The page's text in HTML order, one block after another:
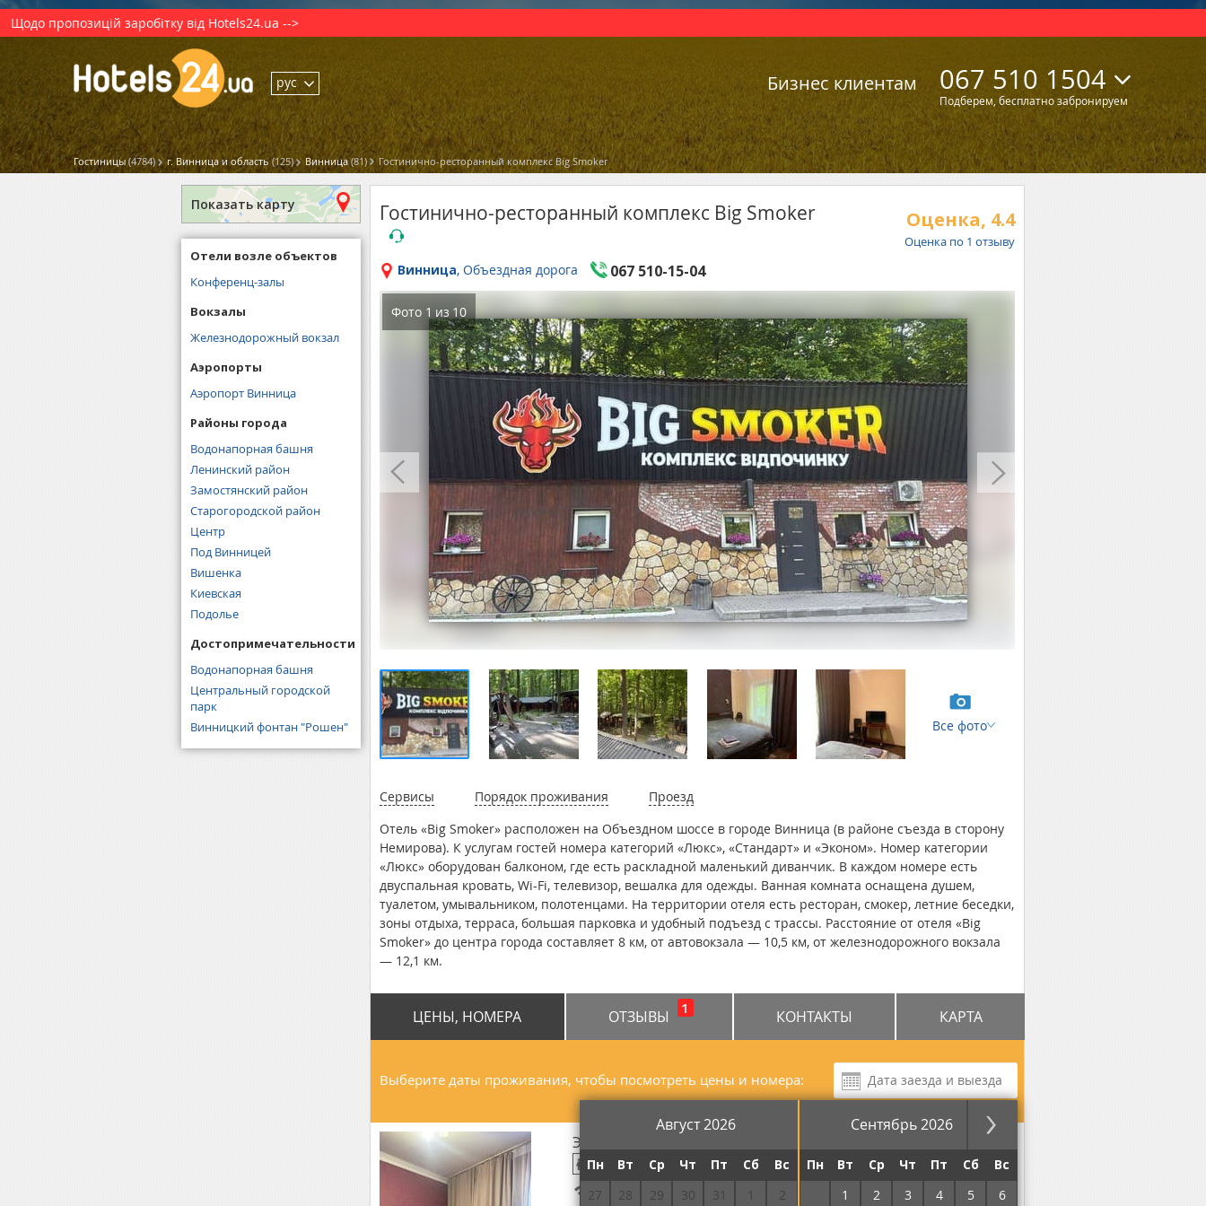
Щодо пропозицій заробітку від Hotels24.ua -->
рус Бизнес клиентам 067 510 1504
Подберем, бесплатно забронируем
Гостиницы (4784) г. Винница и область (125) Винница (81) Гостинично-ресторанный комплекс Big Smoker
Оценка, 4.4
Оценка по 1 отзыву
Гостинично-ресторанный комплекс Big Smoker
Винница, Объездная дорога 067 510-15-04
Фото 1 из10
Все фото
Сервисы Порядок проживания
Проезд
Отель «Big Smoker» расположен на Объездном шоссе в городе Винница (в районе съезда в сторону
Немирова). К услугам гостей номера категорий «Люкс», «Стандарт» и «Эконом». Номер категории
«Люкс» оборудован балконом, где есть раскладной маленький диванчик. В каждом номере есть
двуспальная кровать, Wi-Fi, телевизор, вешалка для одежды. Ванная комната оснащена душем,
туалетом, умывальником, полотенцами. На территории отеля есть ресторан, смокер, летние беседки,
зоны отдыха, терраса, большая парковка и удобный подъезд с трассы. Расстояние от отеля «Big
Smoker» до центра города составляет 8 км, от автовокзала — 10,5 км, от железнодорожного вокзала
— 12,1 км.
ЦЕНЫ, НОМЕРА ОТЗЫВЫ 1 КОНТАКТЫ КАРТА
Выберите даты проживания, чтобы посмотреть цены и номера:
Август 2026 Сентябрь 2026
Пн Вт Ср Чт Пт Сб
Вс
27
28 29 30 31 1
2
Пн Вт Ср Чт Пт Сб
Вс
1 2 3 4 5
6
Эконом двухместный № 3
Бесплатный Wi-Fi
за ночь
Показать карту
Отели возле объектов
Конференц-залы
Вокзалы
Железнодорожный вокзал
Аэропорты
Аэропорт Винница
Районы города
Водонапорная башня
Ленинский район
Замостянский район
Старогородской район
Центр
Под Винницей
Вишенка
Киевская
Подолье
Достопримечательности
Водонапорная башня
Центральный городской
парк
Винницкий фонтан "Рошен"